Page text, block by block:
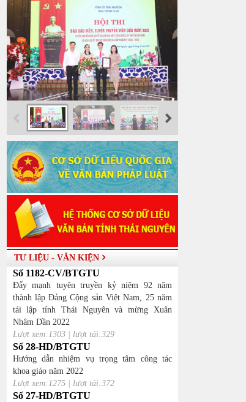
TƯ LIỆU - VĂN KIỆN
Số 1182-CV/BTGTU
Đẩy mạnh tuyên truyền kỷ niệm 92 năm
thành lập Đảng Cộng sản Việt Nam, 25 năm
tái lập tỉnh Thái Nguyên và mừng Xuân
Nhâm Dần 2022
Lượt xem:1303 | lượt tải:329
Số 28-HD/BTGTU
Hướng dẫn nhiệm vụ trọng tâm công tác
khoa giáo năm 2022
Lượt xem:1275 | lượt tải:372
Số 27-HD/BTGTU